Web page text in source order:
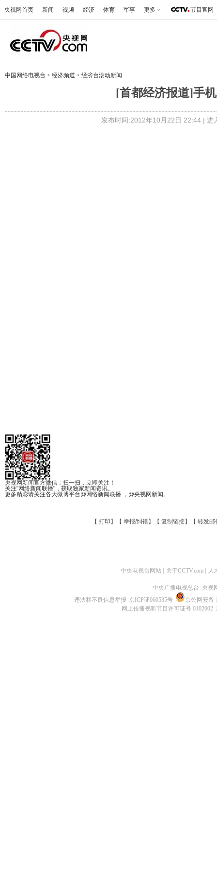
央视网首页 新闻 视频 经济 体育 军事 更多 节目官网
中国网络电视台 > 经济频道 > 经济台滚动新闻
[首都经济报道]手
发布时间:2012年10月22日 22:44 | 进
央视网新闻官方微信：扫一扫，立即关注！
关注"网络新闻联播"，获取独家新闻资讯。
更多精彩请关注各大微博平台@网络新闻联播 ，@央视网新闻。
【 打印 】【 举报/纠错】【 复制链接】【 转发邮
中央电视台网站 关于CCTV.com 人
中央广播电视总台 央视
违法和不良信息举报 京ICP证060535号
京公网安备
网上传播视听节目许可证号 0102002